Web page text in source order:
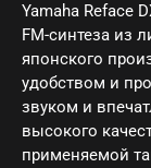
Yamaha Reface
FM-синтеза из
японского
удобством и
звуком и
высокого
применяемой